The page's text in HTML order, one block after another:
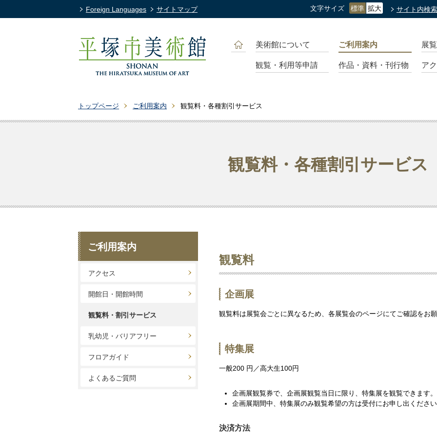
美術館について ご利用案内 展
観覧・利用等申請 作品・資料・刊行物 ア
Foreign Languages サイトマップ 文字サイズ 標準 拡大 サイト内検
トップページ ご利用案内 観覧料・各種割引サービス
観覧料・各種割引サービス
観覧料
企画展
観覧料は展覧会ごとに異なるため、各展覧会のページにてご確認をお願
特集展
一般200 円／高大生100円
企画展観覧券で、企画展観覧当日に限り、特集展を観覧できます。
企画展期間中、特集展のみ観覧希望の方は受付にお申し出ください
決済方法
ご利用案内
アクセス
開館日・開館時間
観覧料・割引サービス
乳幼児・バリアフリー
フロアガイド
よくあるご質問